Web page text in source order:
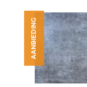
AANBIEDING